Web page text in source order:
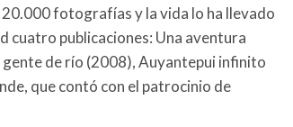
20.000 fotografías y la vida lo ha llevado
cuatro publicaciones: Una aventura
de río (2008), Auyantepui infinito
que contó con el patrocinio de